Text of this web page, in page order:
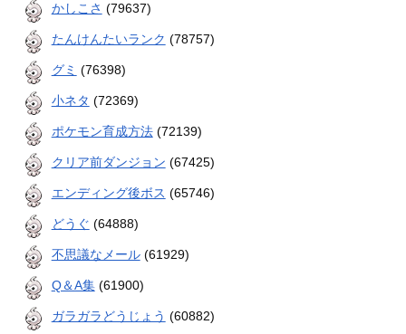
かしこさ (79637)
たんけんたいランク (78757)
グミ (76398)
小ネタ (72369)
ポケモン育成方法(72139)
クリア前ダンジョン (67425)
エンディング後ボス (65746)
どうぐ (64888)
不思議なメール(61929)
Q＆A集(61900)
ガラガラどうじょう (60882)